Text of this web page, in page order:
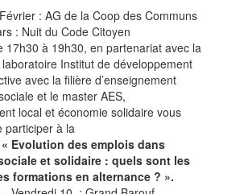
: AG de la Coop des Communs
: Nuit du Code Citoyen
17h30 à 19h30, en partenariat avec la
Institut de développement
avec la filière d’enseignement
et le master AES,
local et économie solidaire vous
participer à la
« Evolution des emplois dans
et solidaire : quels sont les
formations en alternance ? ».